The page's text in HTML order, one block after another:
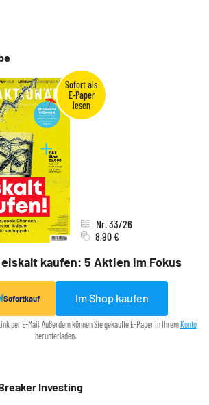
eiskalt kaufen: 5 Aktien im Fokus
Nr. 33/26
8,90 €
Sofortkauf Im Shop kaufen
per E-Mail. Außerdem können Sie gekaufte E-Paper in IhremKonto
herunterladen.
Investing